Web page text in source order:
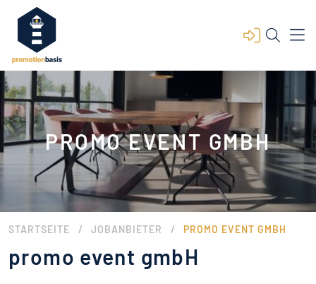
PROMO EVENT GMBH
STARTSEITE / JOBANBIETER / PROMO EVENT GMBH
promo event gmbH